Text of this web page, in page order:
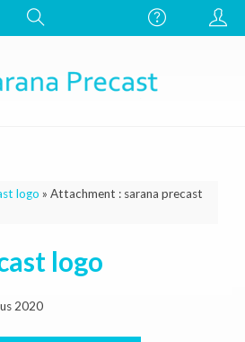
logo » Attachment : sarana precast
logo
2020